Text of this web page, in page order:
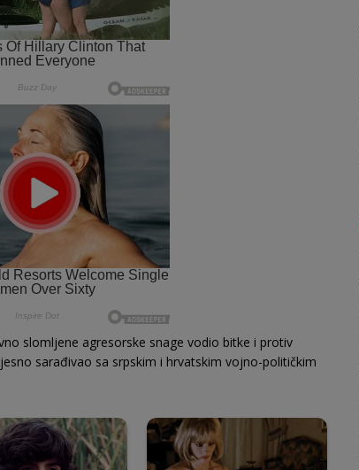
slomljene agresorske snage vodio bitke i protiv
sarađivao sa srpskim i hrvatskim vojno-političkim